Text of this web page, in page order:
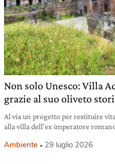
Non solo Unesco: Villa
grazie al suo oliveto
Al via un progetto per restituire
alla villa dell’ex imperatore
Ambiente 29 luglio 2026